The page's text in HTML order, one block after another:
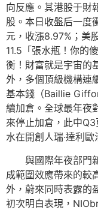
向反應。其港股于財
股。本日收盤后一度
元，收漲8.97%；美
11.5「張水瓶！你的
衡！財富就是宇宙的
外，多個頂級機構連
基本錢（Baillie
續加倉。全球最年夜
來停止加倉，此中
水在開創人瑞·達利
與國際年夜部門
成範圍效應帶來的較
外，蔚來同時表露的
初次明白表現，